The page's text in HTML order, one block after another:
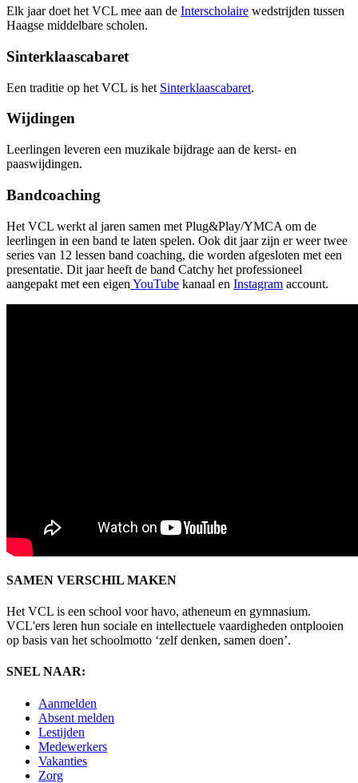
Elk jaar doet het VCL mee aan de Interscholaire wedstrijden tussen
Haagse middelbare scholen.
Sinterklaascabaret
Een traditie op het VCL is het Sinterklaascabaret.
Wijdingen
Leerlingen leveren een muzikale bijdrage aan de kerst- en
paaswijdingen.
Bandcoaching
Het VCL werkt al jaren samen met Plug&Play/YMCA om de
leerlingen in een band te laten spelen. Ook dit jaar zijn er weer twee
series van 12 lessen band coaching, die worden afgesloten met een
presentatie. Dit jaar heeft de band Catchy het professioneel
aangepakt met een eigen YouTube kanaal en Instagram account.
SAMEN VERSCHIL MAKEN
Het VCL is een school voor havo, atheneum en gymnasium.
VCL'ers leren hun sociale en intellectuele vaardigheden ontplooien
op basis van het schoolmotto ‘zelf denken, samen doen’.
SNEL NAAR:
Aanmelden
Absent melden
Lestijden
Medewerkers
Vakanties
Zorg